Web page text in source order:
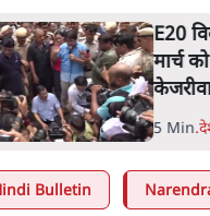
E20
मार्च
5 Min.
Bulletin